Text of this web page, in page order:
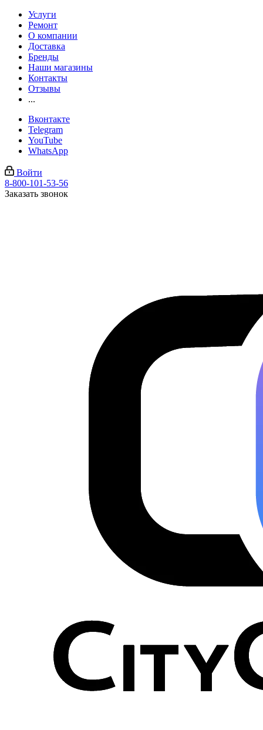
Услуги
Ремонт
О компании
Доставка
Бренды
Наши магазины
Контакты
Отзывы
...
Вконтакте
Telegram
YouTube
WhatsApp
Войти
8-800-101-53-56
Заказать звонок